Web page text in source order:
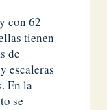
con 62
tienen
de
escaleras
En la
se